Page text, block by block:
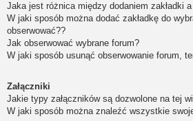
Jaka jest różnica między dodaniem zakładki
W jaki sposób można dodać zakładkę do
obserwować??
Jak obserwować wybrane forum?
W jaki sposób usunąć obserwowanie forum,
Załączniki
Jakie typy załączników są dozwolone na tej
W jaki sposób można znaleźć wszystkie